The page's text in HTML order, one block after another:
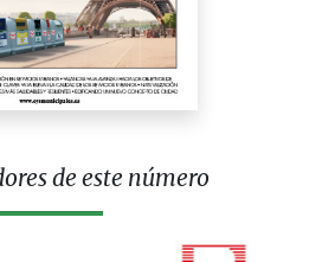
de este número